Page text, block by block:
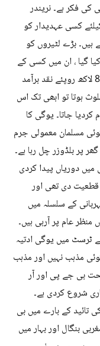
کی فکر ہے۔ نریندر
کسی عہدیدار کو
ہیں۔ بڑے لٹیروں کو
گیا ، ان میں کسی کے
گھر پر بلڈوزر نہیں چلا ، حالانکہ پولیس نے 80 لاکھ روپئے نقد برآمد
ہوتا تو ابھی تک اس
کردیا جاتا۔ یوگی کا
مسلمان معمولی جرم
پر بلڈوزر چل رہا ہے۔
دوریاں پیدا کردی
قطعیت دی تھی اور
کے سلسلہ میں
عام پر آرہی ہیں۔
ٹرسٹ میں یوگی ادتیہ
مذہب نہیں اور مذہب
بی جے پی اور آر
شروع کردی ہے۔
تائید کے بارے میں بی
بنگال اور بہار میں